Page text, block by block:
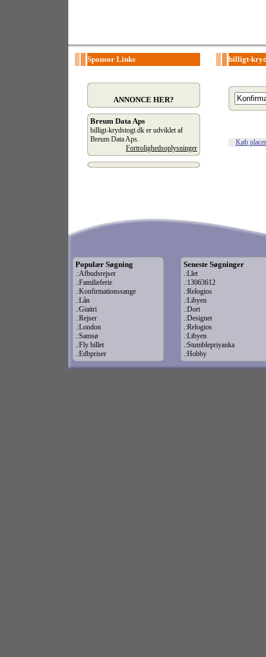
Sponsor Links billigt-
ANNONCE HER?
Breum Data Aps
billigt-krydstogt.dk er udviklet af
Breum Data Aps.
Fortrolighedsoplysninger
Køb
Populær Søgning Seneste Søgninger
.:Afbudsrejser
.:Familieferie
.:Konfirmationssange
.:Lån
.:Giaitri
.:Rejser
.:London
.:Samsø
.:Fly billet
.:Edbpriser
.:Llet
.:13063612
.:Relogios
.:Libyen
.:Dort
.:Designet
.:Relogios
.:Libyen
.:Stumblepriyanka
.:Hobby